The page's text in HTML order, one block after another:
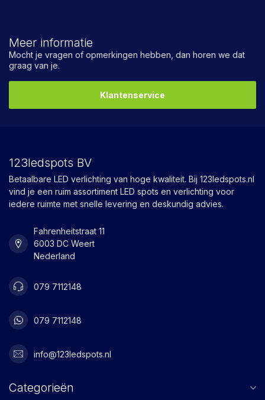
Meer informatie
Mocht je vragen of opmerkingen hebben, dan horen we dat
graag van je.
Klantenservice
123ledspots BV
Betaalbare LED verlichting van hoge kwaliteit. Bij 123ledspots.nl
vind je een ruim assortiment LED spots en verlichting voor
iedere ruimte met snelle levering en deskundig advies.
Fahrenheitstraat 11
6003 DC Weert
Nederland
079 7112148
079 7112148
info@123ledspots.nl
Categorieën